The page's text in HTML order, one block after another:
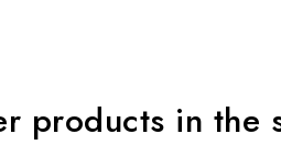
products in the